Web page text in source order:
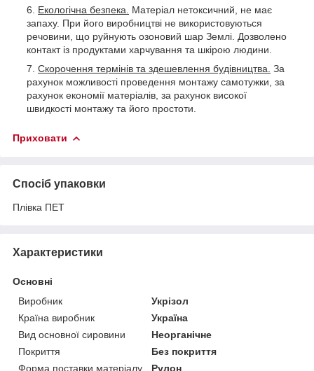
Екологічна безпека.
Матеріал нетоксичний, не має
запаху. При його виробництві не використовуються
речовини, що руйнують озоновий шар Землі. Дозволено
контакт із продуктами харчування та шкірою людини.
Скорочення термінів та здешевлення будівництва. За
рахунок можливості проведення монтажу самотужки, за
рахунок економії матеріалів, за рахунок високої
швидкості монтажу та його простоти.
Приховати
Спосіб упаковки
Плівка ПЕТ
Характеристики
Основні
Виробник
Укрізол
Країна виробник
Україна
Вид основної сировини
Неорганічне
Покриття
Без покриття
Форма поставки матеріалу
Рулон